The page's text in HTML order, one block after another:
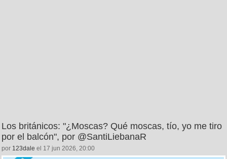
Los británicos: "¿Moscas? Qué moscas, tío, yo me tiro
por el balcón", por @SantiLiebanaR
por 123dale el 17 jun 2026, 20:00